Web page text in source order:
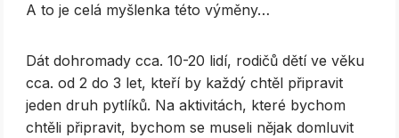
A to je celá myšlenka této výměny…
Dát dohromady cca. 10-20 lidí, rodičů dětí ve věku
cca. od 2 do 3 let, kteří by každý chtěl připravit
jeden druh pytlíků. Na aktivitách, které bychom
chtěli připravit, bychom se museli nějak domluvit